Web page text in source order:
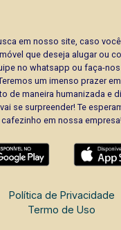
em nosso site, caso
que deseja alugar ou
no whatsapp ou faça-nos
um imenso prazer
de maneira humanizada e
se surpreender! Te
cafezinho em nossa
Política de Privacidade
Termo de Uso